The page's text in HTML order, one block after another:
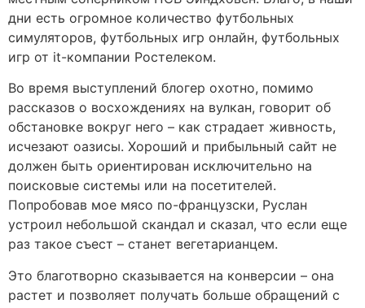
дни есть огромное количество футбольных
симуляторов, футбольных игр онлайн, футбольных
игр от it-компании Ростелеком.
Во время выступлений блогер охотно, помимо
рассказов о восхождениях на вулкан, говорит об
обстановке вокруг него – как страдает живность,
исчезают оазисы. Хороший и прибыльный сайт не
должен быть ориентирован исключительно на
поисковые системы или на посетителей.
Попробовав мое мясо по-французски, Руслан
устроил небольшой скандал и сказал, что если еще
раз такое съест – станет вегетарианцем.
Это благотворно сказывается на конверсии – она
растет и позволяет получать больше обращений с